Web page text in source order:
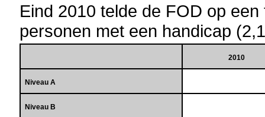
Eind 2010 telde de FOD op
personen met een handicap
2010
Niveau A
Niveau B